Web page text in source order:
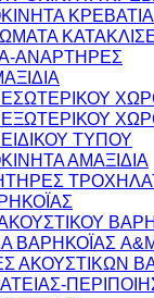
ΚΡΕΒΑΤΙΑ
ΑΝΑΡΤΗΡΕΣ
ΕΣΩΤΕΡΙΚΟΥ
ΕΞΩΤΕΡΙΚΟΥ
ΤΥΠΟΥ
ΑΜΑΞΙΔΙΑ
ΒΑΡΗΚΟΪΑΣ
ΑΚΟΥΣΤΙΚΩΝ